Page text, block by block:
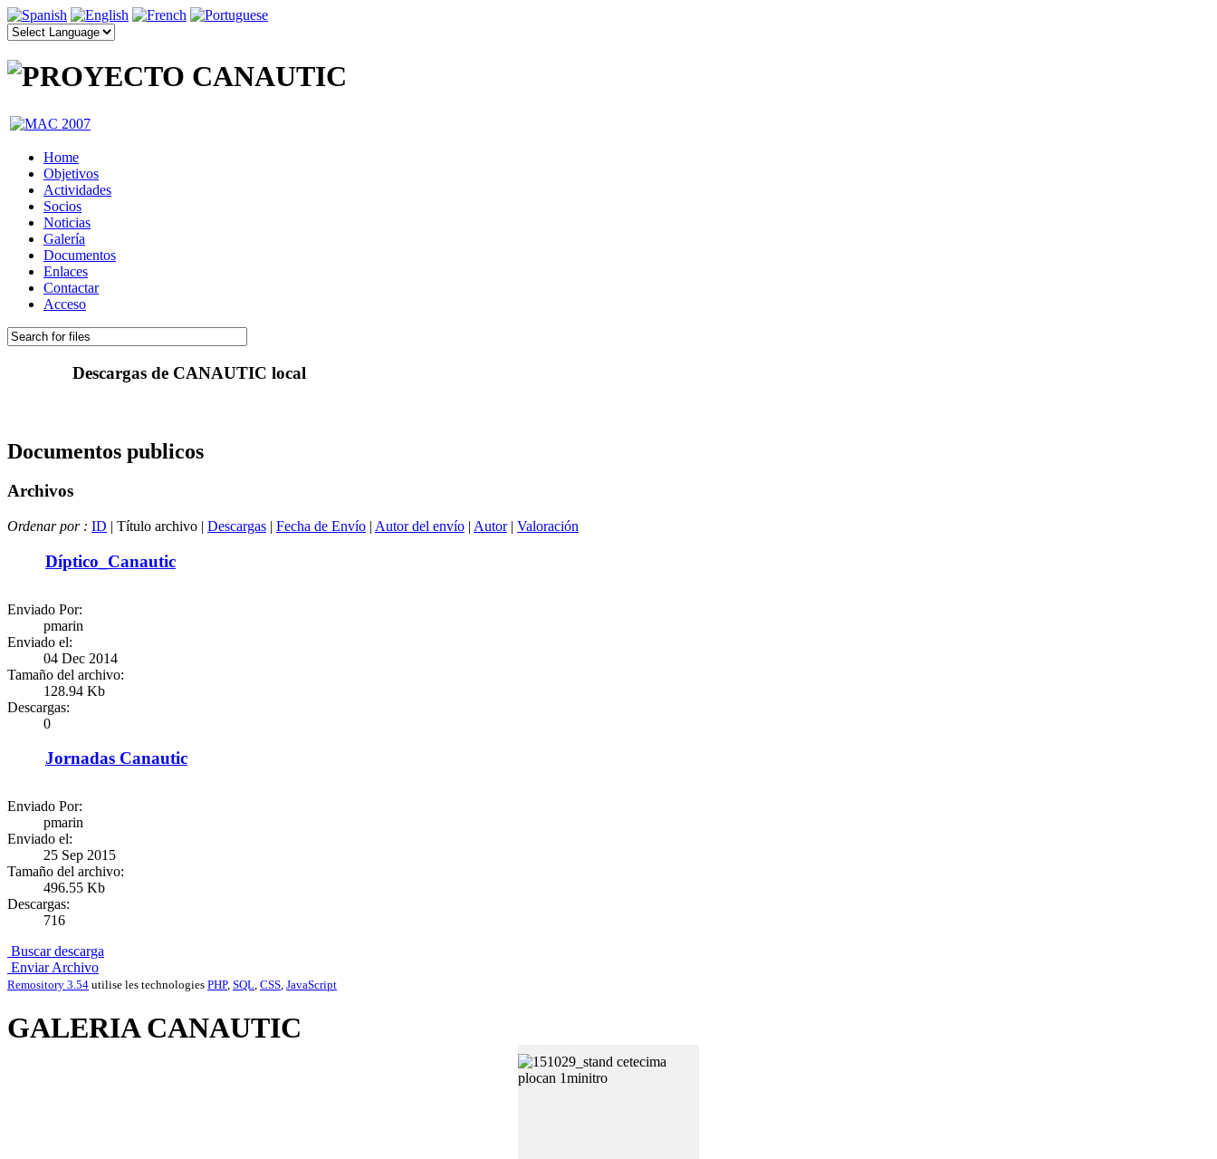
Home
Objetivos
Actividades
Socios
Noticias
Galería
Documentos
Enlaces
Contactar
Acceso
Descargas de CANAUTIC local
Documentos publicos
Archivos
Ordenar por : ID | Título archivo | Descargas | Fecha de Envío | Autor del envío | Autor| Valoración
Díptico_Canautic
Enviado Por:
pmarin
Enviado el:
04 Dec 2014
Tamaño del archivo:
128.94 Kb
Descargas:
0
Jornadas Canautic
Enviado Por:
pmarin
Enviado el:
25 Sep 2015
Tamaño del archivo:
496.55 Kb
Descargas:
716
Buscar descarga
Enviar Archivo
Remository 3.54 utilise les technologies PHP, SQL, CSS, JavaScript
GALERIA CANAUTIC